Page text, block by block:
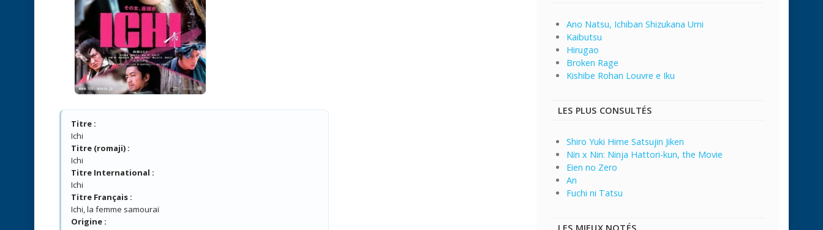
Titre :
Ichi
Titre (romaji) :
Ichi
Titre International :
Ichi
Titre Français :
Ichi, la femme samouraï
Origine :
Ano Natsu, Ichiban Shizukana Umi
Kaibutsu
Hirugao
Broken Rage
Kishibe Rohan Louvre e Iku
LES PLUS CONSULTÉS
Shiro Yuki Hime Satsujin Jiken
Nin x Nin: Ninja Hattori-kun, the Movie
Eien no Zero
An
Fuchi ni Tatsu